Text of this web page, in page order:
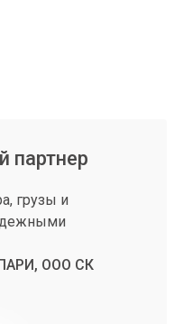
партнер
грузы и
ООО СК